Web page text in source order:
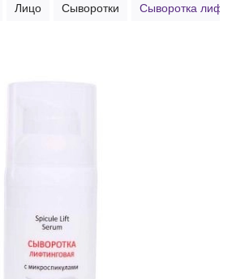
Лицо Сыворотки Сыворотка